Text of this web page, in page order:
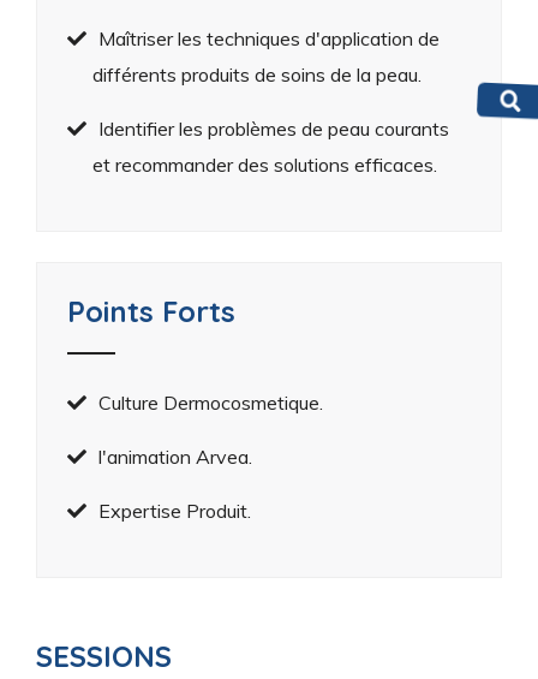
Maîtriser les techniques d'application de
différents produits de soins de la peau.
Identifier les problèmes de peau courants
et recommander des solutions efficaces.
Points Forts
Culture Dermocosmetique.
l'animation Arvea.
Expertise Produit.
SESSIONS